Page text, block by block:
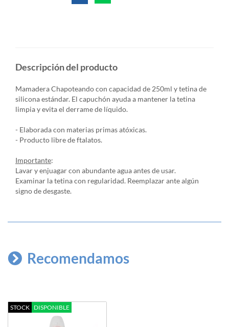
Descripción del producto
Mamadera Chapoteando con capacidad de 250ml y tetina de
siliconaestándar. El capuchón ayuda a mantener la tetina
limpia y evita el derrame de líquido.
- Elaborada con materias primas atóxicas.
- Producto libre de ftalatos.
Importante:
Lavar y enjuagar con abundante agua antes de usar.
Examinar la tetina con regularidad. Reemplazar ante algún
signo de desgaste.
Recomendamos
STOCK DISPONIBLE